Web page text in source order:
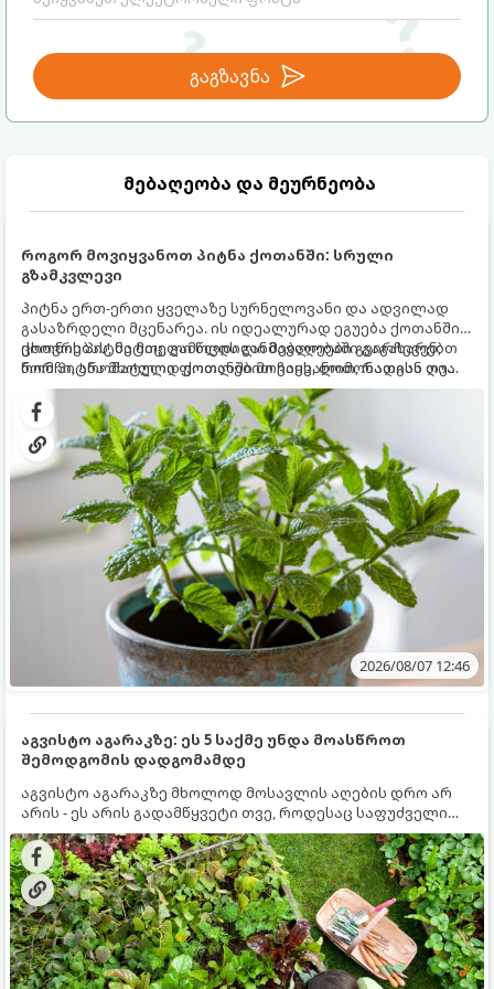
გაგზავნა
მებაღეობა და მეურნეობა
როგორ მოვიყვანოთ პიტნა ქოთანში: სრული
გზამკვლევი
პიტნა ერთ-ერთი ყველაზე სურნელოვანი და ადვილად
გასაზრდელი მცენარეა. ის იდეალურად ეგუება ქოთანში
ცხოვრებას, მეტიც, გამოცდილი მებაღეები გვირჩევენ,
რომ პიტნა მხოლოდ ქოთანში მოვიყვანოთ, რადგან ღია
გრუნტში (ბაღში) დარგვისას ის ფესვებით ძალიან
სწრაფად ვრცელდება და სხვა მცენარეებს ავიწროებს.
ქოთნის პიტნა მთელი წლის განმავლობაში გაგახარებთ
ნორჩი, არომატული ფოთლებით ჩაის, ლიმონათისა თუ
კერძებისთვის.
2026/08/07 12:46
აგვისტო აგარაკზე: ეს 5 საქმე უნდა მოასწროთ
შემოდგომის დადგომამდე
აგვისტო აგარაკზე მხოლოდ მოსავლის აღების დრო არ
არის - ეს არის გადამწყვეტი თვე, როდესაც საფუძველი
ეყრება მომავალი წლის მოსავალს და ბაღი მზადდება
შემოდგომა-ზამთრის სეზონისთვის. იმისათვის, რომ
ნიადაგმა ენერგია აღიდგინოს, ხოლო მცენარეებმა
ზამთარს გაუძლონ, აგვისტოს ბოლომდე 5
მნიშვნელოვანი საქმის გაკეთება უნდა მოასწროთ: